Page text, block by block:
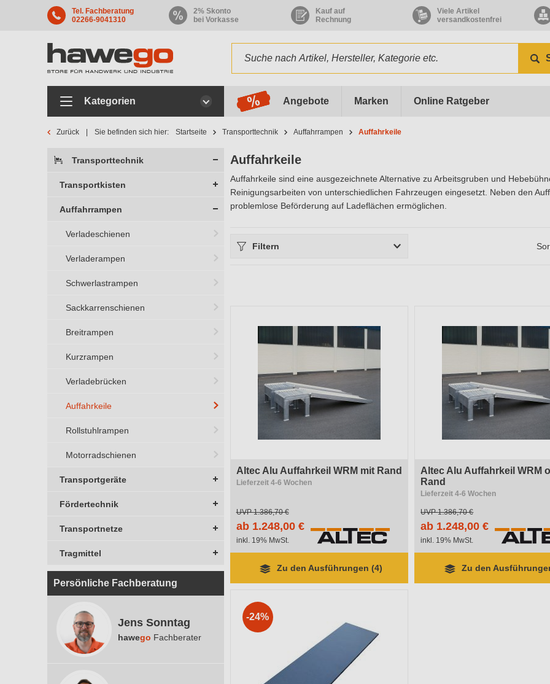
Tel. Fachberatung
02266-9041310
2% Skonto
bei Vorkasse
Kauf auf
Rechnung
Viele Artikel
versandkostenfrei
Kategorien Angebote Marken Online Ratgeber
Zurück Sie befinden sich hier: Startseite Transporttechnik Auffahrrampen Auffahrkeile
Transporttechnik
Transportkisten
Auffahrrampen
Verladeschienen
Verladerampen
Schwerlastrampen
Sackkarrenschienen
Breitrampen
Kurzrampen
Verladebrücken
Auffahrkeile
Rollstuhlrampen
Motorradschienen
Transportgeräte
Fördertechnik
Transportnetze
Tragmittel
Persönliche Fachberatung
Jens Sonntag
hawego Fachberater
Auffahrkeile
Auffahrkeile sind eine ausgezeichnete Alternative zu Arbeitsgruben und
Reinigungsarbeiten von unterschiedlichen Fahrzeugen eingesetzt. Neben den
problemlose Beförderung auf Ladeflächen ermöglichen.
Filtern
Verwendungszweck
Altec Alu Auffahrkeil WRM mit Rand
Lieferzeit 4-6 Wochen
UVP1.386,70 €
ab 1.248,00 €
inkl. 19% MwSt.
Zu den Ausführungen (4)
Altec Alu Auffahrkeil WRM
Rand
Lieferzeit 4-6 Wochen
UVP1.386,70 €
ab 1.248,00 €
inkl. 19% MwSt.
Zu den
-24%